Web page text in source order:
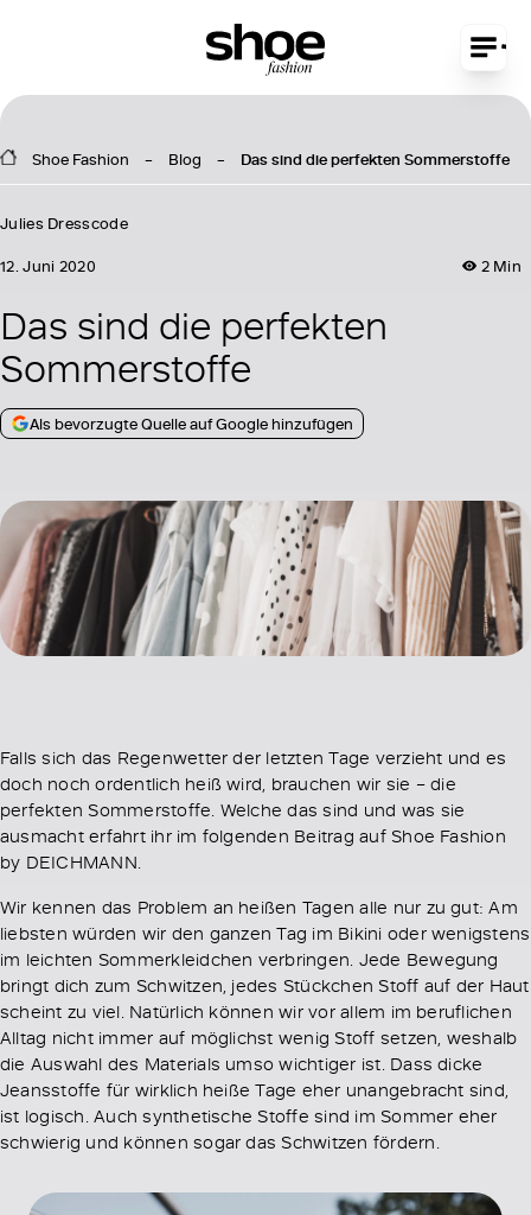
Shoe Fashion Blog Das sind die perfekten Sommerstoffe
Julies Dresscode
2 Min
12. Juni 2020
Das sind die perfekten
Sommerstoffe
Als bevorzugte Quelle auf Google hinzufügen
Falls sich das Regenwetter der letzten Tage verzieht und es
doch noch ordentlich heiß wird, brauchen wir sie – die
perfekten Sommerstoffe. Welche das sind und was sie
ausmacht erfahrt ihr im folgenden Beitrag auf Shoe Fashion
by DEICHMANN.
Wir kennen das Problem an heißen Tagen alle nur zu gut: Am
liebsten würden wir den ganzen Tag im Bikini oder wenigstens
im leichten Sommerkleidchen verbringen. Jede Bewegung
bringt dich zum Schwitzen, jedes Stückchen Stoff auf der Haut
scheint zu viel. Natürlich können wir vor allem im beruflichen
Alltag nicht immer auf möglichst wenig Stoff setzen, weshalb
die Auswahl des Materials umso wichtiger ist. Dass dicke
Jeansstoffe für wirklich heiße Tage eher unangebracht sind,
ist logisch. Auch synthetische Stoffe sind im Sommer eher
schwierig und können sogar das Schwitzen fördern.